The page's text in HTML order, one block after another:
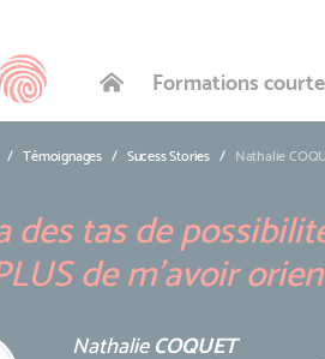
Formations
Témoignages Sucess Stories Nathalie
des tas de
de m’avoir
Nathalie COQUET